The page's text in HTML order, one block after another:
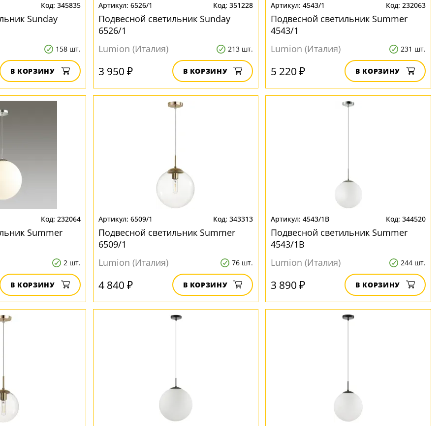
345835
Sunday
158 шт.
В КОРЗИНУ
6526/1 351228
Подвесной светильник Sunday
6526/1
Lumion (Италия)
213 шт.
3 950 ₽ В КОРЗИНУ
4543/1 232063
Подвесной светильник Summer
4543/1
Lumion (Италия)
231 шт.
5 220 ₽ В КОРЗИНУ
232064
Summer
2 шт.
В КОРЗИНУ
6509/1 343313
Подвесной светильник Summer
6509/1
Lumion (Италия)
76 шт.
4 840 ₽ В КОРЗИНУ
4543/1B 344520
Подвесной светильник Summer
4543/1B
Lumion (Италия)
244 шт.
3 890 ₽ В КОРЗИНУ